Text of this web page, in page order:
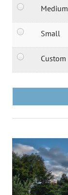
Medium
Small
Custom